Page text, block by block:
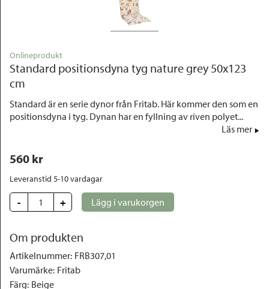
Onlineprodukt
Standard positionsdyna tyg nature grey 50x123
cm
Standard är en serie dynor från Fritab. Här kommer den som en
positionsdyna i tyg. Dynan har en fyllning av riven polyet...
Läs mer
560 kr
Leveranstid 5-10 vardagar
- + Lägg i varukorgen
Om produkten
Artikelnummer: FRB307,01
Varumärke: Fritab
Färg: Beige